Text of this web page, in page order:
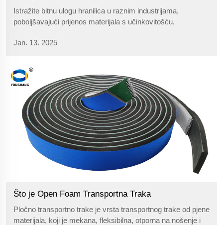
Istražite bitnu ulogu hranilica u raznim industrijama,
poboljšavajući prijenos materijala s učinkovitošću,
aspektima, razlikama od drugih remena i potencijalu za
Jan. 13. 2025
Što je Open Foam Transportna Traka
Pločno transportno trake je vrsta transportnog trake od pjene
materijala, koji je mekana, fleksibilna, otporna na nošenje i